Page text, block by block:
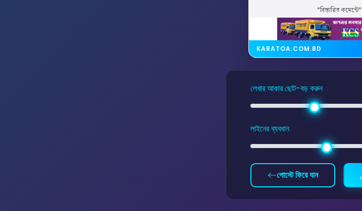
*বিস্তারিত কমেন্টে*
KARATOA.COM.BD
লেখার আকার ছোট-বড় করুন
লাইনের ব্যবধান
পোস্টে ফিরে যান